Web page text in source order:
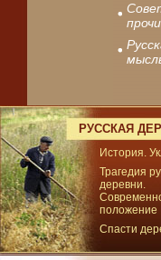
РУССКАЯ
История.
Трагедия
деревни.
положение
Спасти